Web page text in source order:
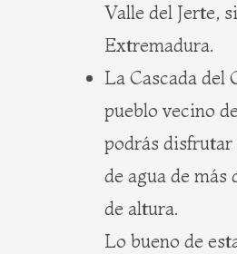
Valle del Jerte,
Extremadura.
La Cascada del
pueblo vecino de
podrás disfrutar
de agua de más
de altura.
Lo bueno de